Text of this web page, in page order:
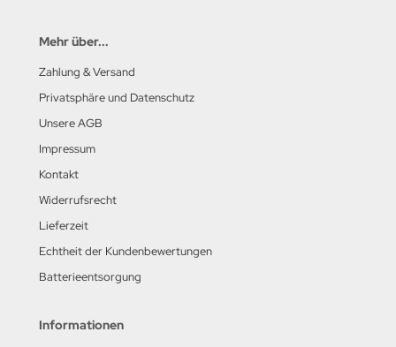
Mehr über...
Zahlung & Versand
Privatsphäre und Datenschutz
Unsere AGB
Impressum
Kontakt
Widerrufsrecht
Lieferzeit
Echtheit der Kundenbewertungen
Batterieentsorgung
Informationen